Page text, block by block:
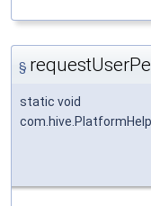
§
static void